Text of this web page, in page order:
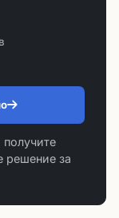
решение за